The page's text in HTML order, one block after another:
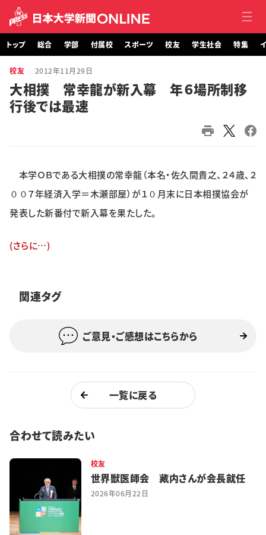
トップ
総合
スポーツ
学生社会
学生記者募集 お問い合わせ
トップ 総合 学部 付属校 スポーツ 校友 学生社会 特集
校友 2012年11月29日
大相撲 常幸龍が新入幕 年６場所制移
行後では最速
本学ＯＢである大相撲の常幸龍（本名・佐久間貴之、２４歳、２
００７年経済入学＝木瀬部屋）が１０月末に日本相撲協会が
発表した新番付で新入幕を果たした。
(さらに…)
関連タグ
ご意見・ご感想はこちらから
一覧に戻る
合わせて読みたい
校友
世界獣医師会 藏内さんが会長就任
2026年06月22日